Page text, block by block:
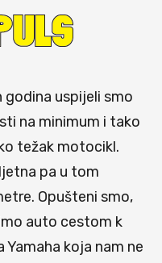
uspijeli smo
na minimum i tako
težak motocikl.
pa u tom
Opušteni smo,
auto cestom k
Yamaha koja nam ne